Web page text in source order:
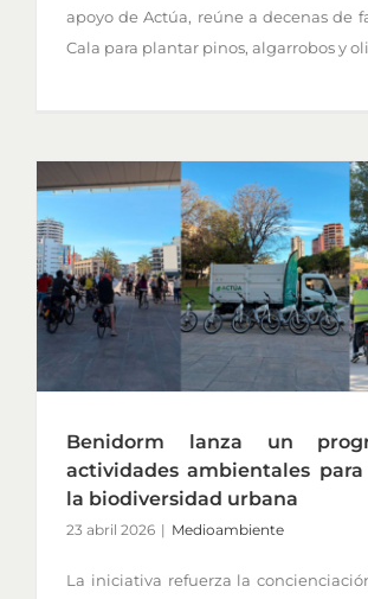
apoyo de Actúa, reúne a decenas de
Cala para plantar pinos, algarrobos y
Benidorm lanza un
actividades ambientales
la biodiversidad urbana
23 abril 2026 | Medioambiente
La iniciativa refuerza la